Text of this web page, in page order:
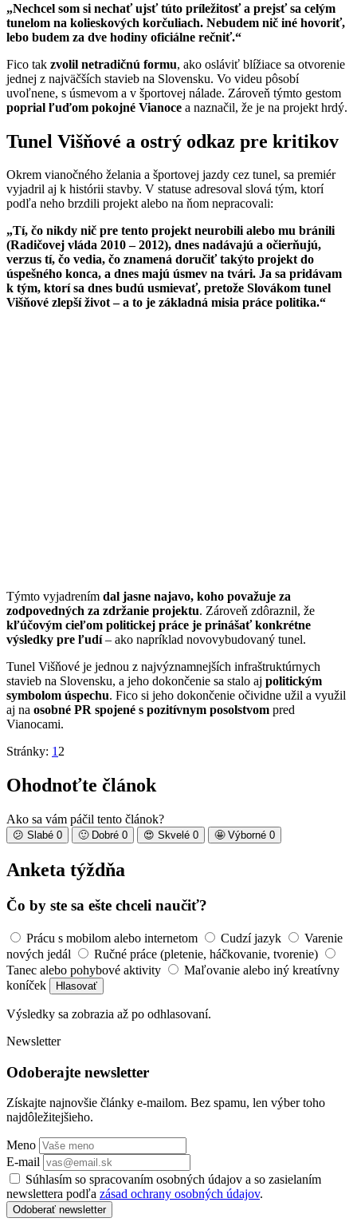
„Nechcel som si nechať ujsť túto príležitosť a prejsť sa celým
tunelom na kolieskových korčuliach. Nebudem nič iné hovoriť,
lebo budem za dve hodiny oficiálne rečniť.“
Fico tak zvolil netradičnú formu, ako osláviť blížiace sa otvorenie
jednej z najväčších stavieb na Slovensku. Vo videu pôsobí
uvoľnene, s úsmevom a v športovej nálade. Zároveň týmto gestom
poprial ľuďom pokojné Vianoce a naznačil, že je na projekt hrdý.
Tunel Višňové a ostrý odkaz pre kritikov
Okrem vianočného želania a športovej jazdy cez tunel, sa premiér
vyjadril aj k histórii stavby. V statuse adresoval slová tým, ktorí
podľa neho brzdili projekt alebo na ňom nepracovali:
„Tí, čo nikdy nič pre tento projekt neurobili alebo mu bránili
(Radičovej vláda 2010 – 2012), dnes nadávajú a očierňujú,
verzus tí, čo vedia, čo znamená doručiť takýto projekt do
úspešného konca, a dnes majú úsmev na tvári. Ja sa pridávam
k tým, ktorí sa dnes budú usmievať, pretože Slovákom tunel
Višňové zlepší život – a to je základná misia práce politika.“
Týmto vyjadrením dal jasne najavo, koho považuje za
zodpovedných za zdržanie projektu. Zároveň zdôraznil, že
kľúčovým cieľom politickej práce je prinášať konkrétne
výsledky pre ľudí– ako napríklad novovybudovaný tunel.
Tunel Višňové je jednou z najvýznamnejších infraštruktúrnych
stavieb na Slovensku, a jeho dokončenie sa stalo aj politickým
symbolom úspechu. Fico si jeho dokončenie očividne užil a využil
aj na osobné PR spojené s pozitívnym posolstvom pred
Vianocami.
Stránky: 12
Ohodnoťte článok
Ako sa vám páčil tento článok?
😕 Slabé 0 🙂 Dobré 0 😍 Skvelé 0 🤩 Výborné 0
Anketa týždňa
Čo by ste sa ešte chceli naučiť?
Prácu s mobilom alebo internetom Cudzí jazyk
Varenie
nových jedál
Ručné práce (pletenie, háčkovanie, tvorenie)
Tanec alebo pohybové aktivity
Maľovanie alebo iný kreatívny
koníček
Hlasovať
Výsledky sa zobrazia až po odhlasovaní.
Newsletter
Odoberajte newsletter
Získajte najnovšie články e-mailom. Bez spamu, len výber toho
najdôležitejšieho.
Meno
E-mail
Súhlasím so spracovaním osobných údajov a so zasielaním
newslettera podľa zásad ochrany osobných údajov.
Odoberať newsletter